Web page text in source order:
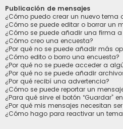
Publicación de mensajes
¿Cómo puedo crear un nuevo tema
¿Cómo se puede editar o borrar un
¿Cómo se puede añadir una firma
¿Cómo creo una encuesta?
¿Por qué no se puede añadir más
¿Cómo edito o borro una encuesta?
¿Por qué no se puede acceder a
¿Por qué no se puede añadir
¿Por qué recibí una advertencia?
¿Cómo se puede reportar un
¿Para qué sirve el botón “Guardar”
¿Por qué mis mensajes necesitan
¿Cómo hago para reactivar un